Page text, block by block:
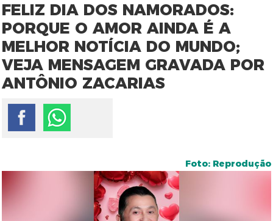
FELIZ DIA DOS NAMORADOS:
PORQUE O AMOR AINDA É A
MELHOR NOTÍCIA DO MUNDO;
VEJA MENSAGEM GRAVADA POR
ANTÔNIO ZACARIAS
Foto: Reprodução